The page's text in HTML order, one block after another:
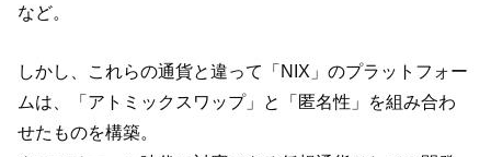
など。
しかし、これらの通貨と違って「NIX」のプラットフォー
ムは、「アトミックスワップ」と「匿名性」を組み合わ
せたものを構築。